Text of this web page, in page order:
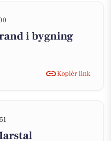
i bygning
Kopiér link